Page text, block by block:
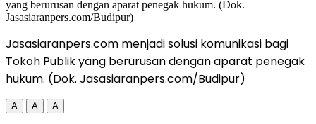
Jasasiaranpers.com menjadi solusi komunikasi bagi
Tokoh Publik yang berurusan dengan aparat penegak
hukum. (Dok. Jasasiaranpers.com/Budipur)
A A A